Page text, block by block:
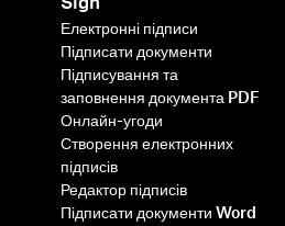
Електронні підписи
Підписати документи
Підписування та
заповнення документа PDF
Онлайн-угоди
Створення електронних
підписів
Редактор підписів
Підписати документи Word